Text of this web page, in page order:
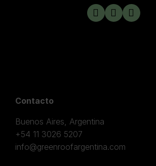
Contacto
Buenos Aires, Argentina
+54 11 3026 5207
info@greenroofargentina.com